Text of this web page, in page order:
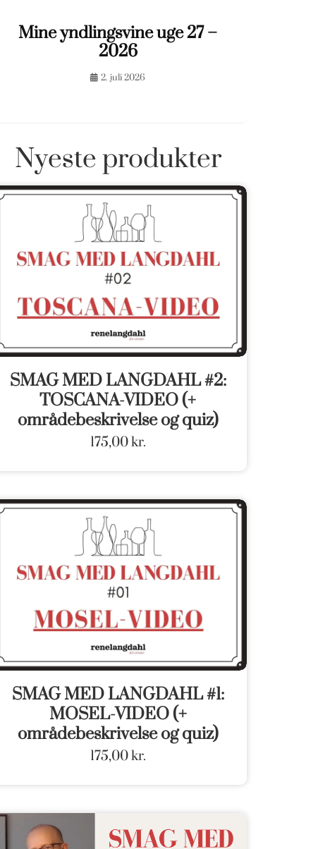
Mine yndlingsvine uge 27 –
2026
2. juli 2026
Nyeste produkter
SMAG MED LANGDAHL #2:
TOSCANA-VIDEO (+
områdebeskrivelse og quiz)
175,00kr.
SMAG MED LANGDAHL #1:
MOSEL-VIDEO (+
områdebeskrivelse og quiz)
175,00kr.